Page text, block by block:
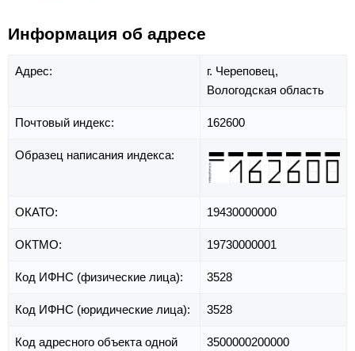
Информация об адресе
Адрес:
г. Череповец,
Вологодская область
Почтовый индекс: 162600
Образец написания индекса:
ОКАТО: 19430000000
ОКТМО: 19730000001
Код ИФНС (физические лица): 3528
Код ИФНС (юридические лица): 3528
Код адресного объекта одной
3500000200000